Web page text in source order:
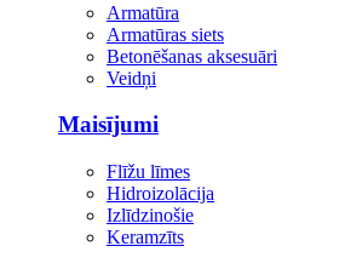
Armatūra
Armatūras siets
Betonēšanas aksesuāri
Veidņi
Maisījumi
Flīžu līmes
Hidroizolācija
Izlīdzinošie
Keramzīts